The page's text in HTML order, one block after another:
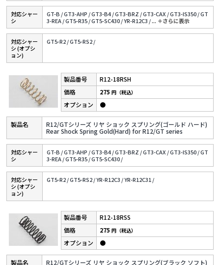
対応シャー
シ
GT-B /GT3-AHP /GT3-B4 /GT3-BRZ /GT3-CAX /GT3-IS350 /GT
3-REA /GT5-R35 /GT5-SC430 /YR-R12C3 /... ＋さらに表⽰
対応シャー
シ (オプシ
ョン)
GT5-R2 /GT5-RS2 /
R12-18RSH
R12/GTシリーズ リヤ ショック スプリング(ゴールド ハード)
Rear Shock Spring Gold(Hard) for R12/GT series
275円（税込）
●
対応シャー
シ
GT-B /GT3-AHP /GT3-B4 /GT3-BRZ /GT3-CAX /GT3-IS350 /GT
3-REA /GT5-R35 /GT5-SC430 /
対応シャー
シ (オプシ
ョン)
GT5-R2 /GT5-RS2 /YR-R12C3 /YR-R12C31 /
R12-18RSS
R12/GTシリーズ リヤ ショック スプリング(ブラック ソフト)
275円（税込）
●